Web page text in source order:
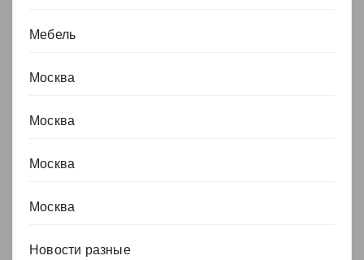
Мебель
Москва
Москва
Москва
Москва
Новости разные